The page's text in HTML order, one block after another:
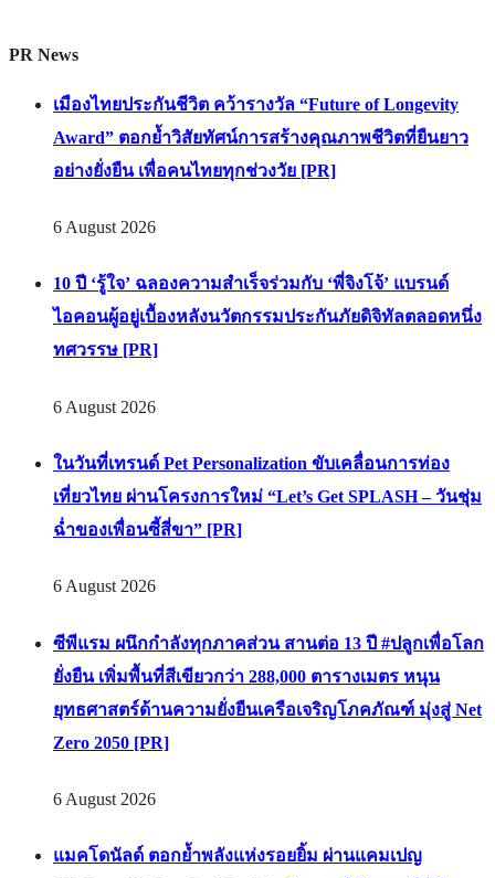
PR News
เมืองไทยประกันชีวิต คว้ารางวัล “Future of Longevity
Award” ตอกย้ำวิสัยทัศน์การสร้างคุณภาพชีวิตที่ยืนยาว
อย่างยั่งยืน เพื่อคนไทยทุกช่วงวัย [PR]
6 August 2026
10 ปี ‘รู้ใจ’ ฉลองความสำเร็จร่วมกับ ‘พี่จิงโจ้’ แบรนด์
ไอคอนผู้อยู่เบื้องหลังนวัตกรรมประกันภัยดิจิทัลตลอดหนึ่ง
ทศวรรษ [PR]
6 August 2026
ในวันที่เทรนด์ Pet Personalization ขับเคลื่อนการท่อง
เที่ยวไทย ผ่านโครงการใหม่ “Let’s Get SPLASH – วันชุ่ม
ฉ่ำของเพื่อนซี้สี่ขา” [PR]
6 August 2026
ซีพีแรม ผนึกกำลังทุกภาคส่วน สานต่อ 13 ปี #ปลูกเพื่อโลก
ยั่งยืน เพิ่มพื้นที่สีเขียวกว่า 288,000 ตารางเมตร หนุน
ยุทธศาสตร์ด้านความยั่งยืนเครือเจริญโภคภัณฑ์ มุ่งสู่ Net
Zero 2050 [PR]
6 August 2026
แมคโดนัลด์ ตอกย้ำพลังแห่งรอยยิ้ม ผ่านแคมเปญ